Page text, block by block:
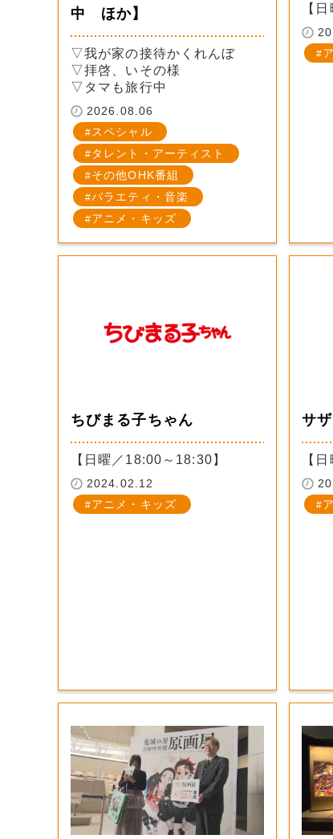
中 ほか】
▽我が家の接待かくれんぼ
▽拝啓、いその様
▽タマも旅行中
2026.08.06
スペシャル
タレント・アーティスト
その他OHK番組
バラエティ・音楽
アニメ・キッズ
【
ちびまる子ちゃん
【日曜／18:00～18:30】
2024.02.12
アニメ・キッズ
サ
【